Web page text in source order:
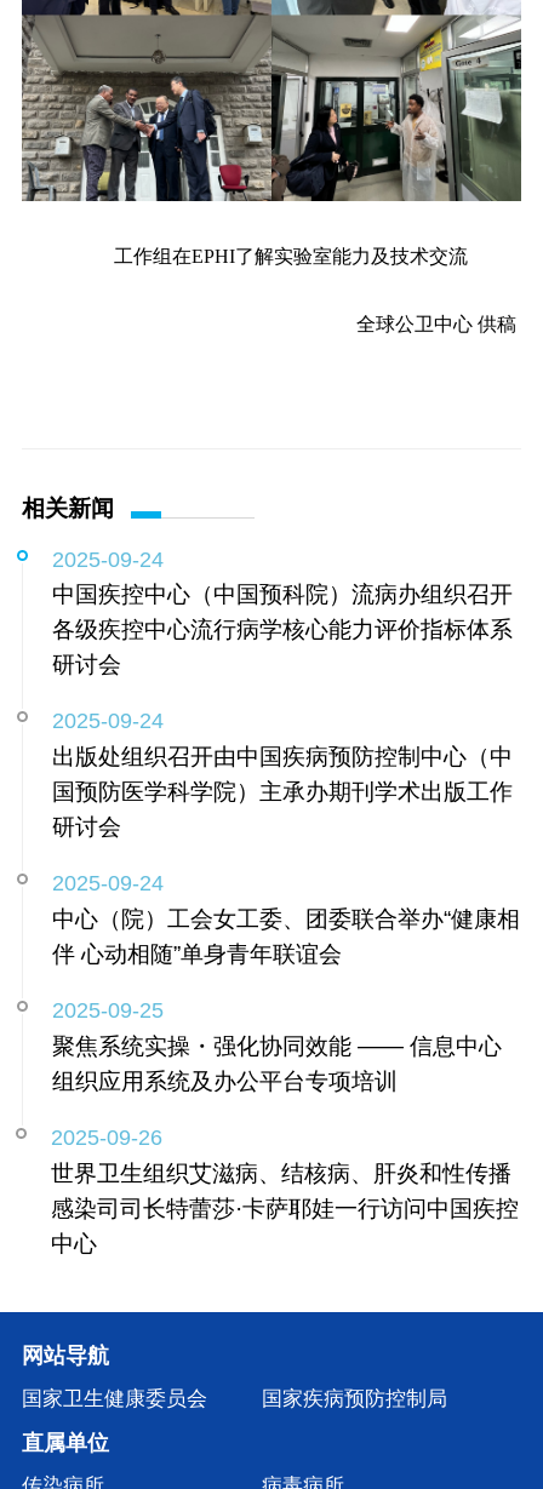
工作组在EPHI了解实验室能力及技术交流
全球公卫中心 供稿
相关新闻
2025-09-24
中国疾控中心（中国预科院）流病办组织召开
各级疾控中心​流行病学核心能力评价指标体系
研讨会
2025-09-24
出版处组织召开由中国疾病预防控制中心（中
国预防医学科学院）主承办期刊学术出版工作
研讨会
2025-09-24
中心（院）工会女工委、团委联合举办“健康相
伴 心动相随”单身青年联谊会
2025-09-25
聚焦系统实操・强化协同效能 —— 信息中心
组织应用系统及办公平台专项培训
2025-09-26
世界卫生组织艾滋病、结核病、肝炎和性传播
感染司司长特蕾莎·卡萨耶娃一行访问中国疾控
中心
网站导航
国家卫生健康委员会 国家疾病预防控制局
直属单位